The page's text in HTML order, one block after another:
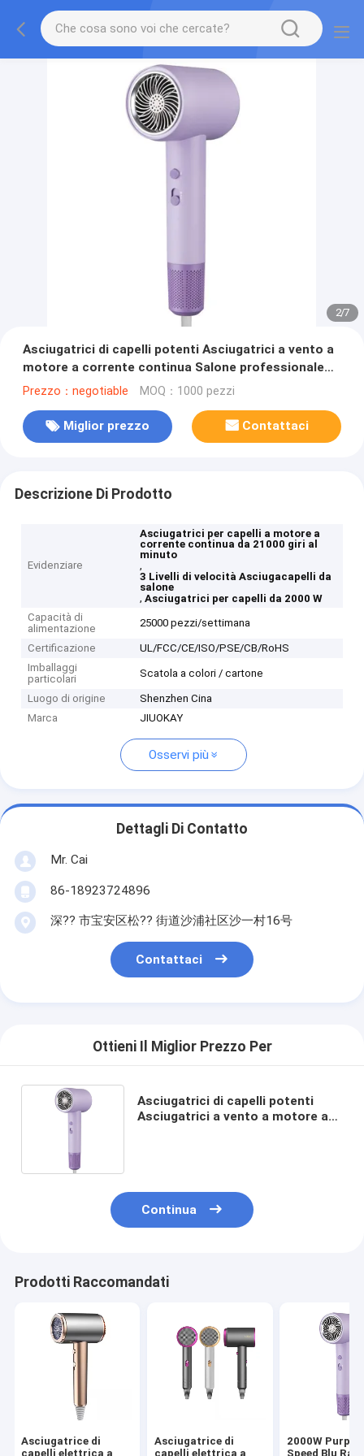
2/7
Asciugatrici di capelli potenti Asciugatrici a vento a
motore a corrente continua Salone professionale
2000W
Prezzo：negotiable MOQ：1000 pezzi
Miglior prezzo Contattaci
Descrizione Di Prodotto
Evidenziare
Asciugatrici per capelli a motore a
corrente continua da 21000 giri al
minuto
,
3 Livelli di velocità Asciugacapelli da
salone
,Asciugatrici per capelli da 2000 W
Capacità di
alimentazione
25000 pezzi/settimana
Certificazione
UL/FCC/CE/ISO/PSE/CB/RoHS
Imballaggi
particolari
Scatola a colori / cartone
Luogo di origine
Shenzhen Cina
Marca
JIUOKAY
Osservi più
Dettagli Di Contatto
Mr. Cai
86-18923724896
深?? 市宝安区松?? 街道沙浦社区沙一村16号
Contattaci
Ottieni Il Miglior Prezzo Per
Asciugatrici di capelli potenti
Asciugatrici a vento a motore a
Continua
Prodotti Raccomandati
Asciugatrice di
capelli elettrica a
Asciugatrice di
capelli elettrica a
2000W Purple
Speed Blu Ray